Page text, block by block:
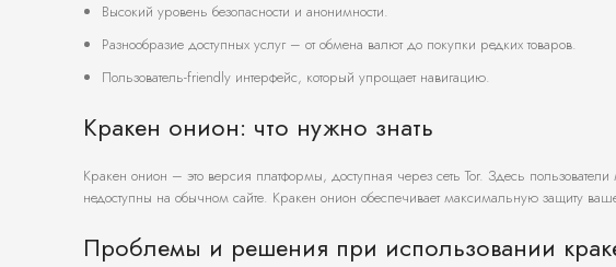
Высокий уровень безопасности и анонимности.
Разнообразие доступных услуг – от обмена валют до покупки редких товаров.
Пользователь-friendly интерфейс, который упрощает навигацию.
Кракен онион: что нужно знать
Кракен онион – это версия платформы, доступная через сеть Tor. Здесь
недоступны на обычном сайте. Кракен онион обеспечивает максимальную защиту
Проблемы и решения при использовании